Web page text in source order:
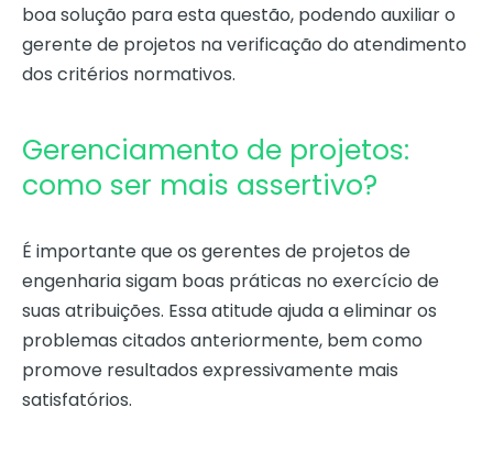
boa solução para esta questão, podendo auxiliar o
gerente de projetos na verificação do atendimento
dos critérios normativos.
Gerenciamento de projetos:
como ser mais assertivo?
É importante que os gerentes de projetos de
engenharia sigam boas práticas no exercício de
suas atribuições. Essa atitude ajuda a eliminar os
problemas citados anteriormente, bem como
promove resultados expressivamente mais
satisfatórios.